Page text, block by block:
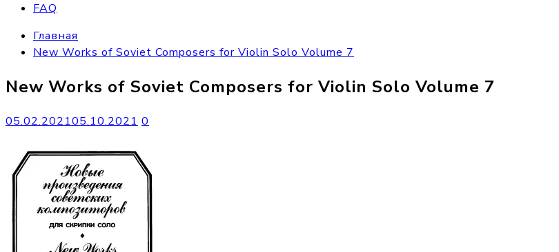
FAQ
Главная
New Works of Soviet Composers for Violin Solo Volume 7
New Works of Soviet Composers for Violin Solo Volume 7
05.02.202105.10.2021 0